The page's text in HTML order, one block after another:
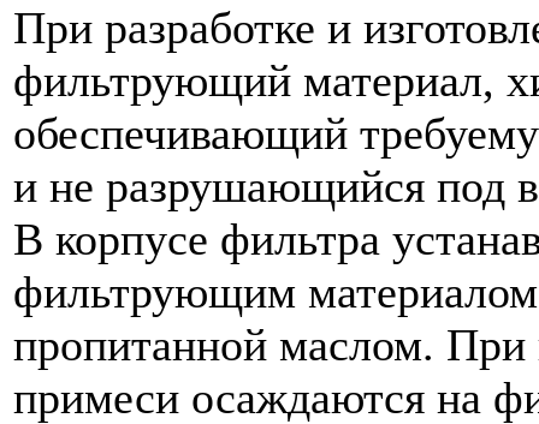
При разработке и
фильтрующий материал,
обеспечивающий
и не разрушающийся под
В корпусе фильтра
фильтрующим
пропитанной маслом. При
примеси осаждаются на